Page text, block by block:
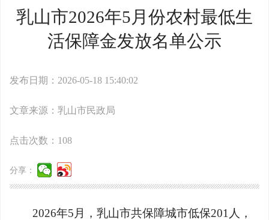
乳山市2026年5月份农村最低生
活保障金发放名单公示
发布日期：2026-05-18 15:40:02
文章来源：乳山市民政局
点击次数： 108
分享：
2026年5月，乳山市共保障城市低保201人，